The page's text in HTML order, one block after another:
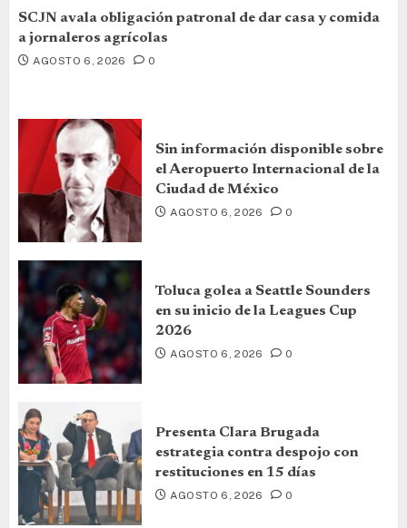
SCJN avala obligación patronal de dar casa y comida
a jornaleros agrícolas
AGOSTO 6, 2026 0
Sin información disponible sobre
el Aeropuerto Internacional de la
Ciudad de México
AGOSTO 6, 2026 0
Toluca golea a Seattle Sounders
en su inicio de la Leagues Cup
2026
AGOSTO 6, 2026 0
Presenta Clara Brugada
estrategia contra despojo con
restituciones en 15 días
AGOSTO 6, 2026 0